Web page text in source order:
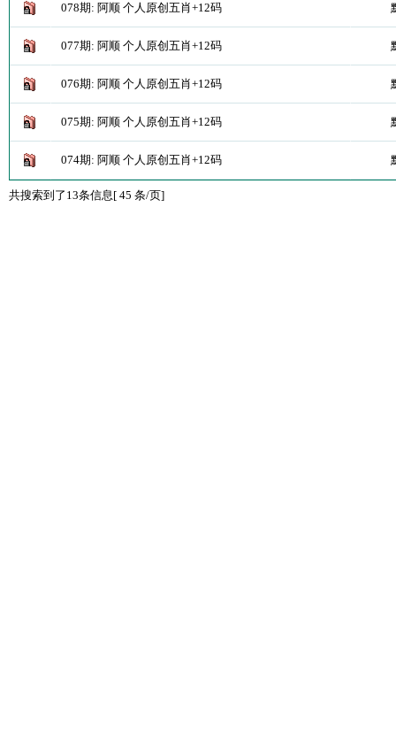
078期: 阿顺 个人原创五肖+12码
077期: 阿顺 个人原创五肖+12码
076期: 阿顺 个人原创五肖+12码
075期: 阿顺 个人原创五肖+12码
074期: 阿顺 个人原创五肖+12码
共搜索到了13条信息[ 45 条/页]